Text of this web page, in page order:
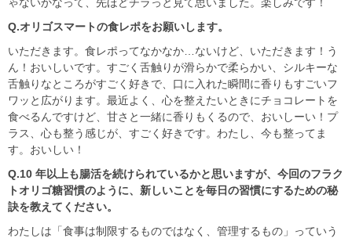
Q.オリゴスマートの食レポをお願いします。
いただきます。食レポってなかなか…ないけど、いただきます！う
ん！おいしいです。すごく舌触りが滑らかで柔らかい、シルキーな
舌触りなところがすごく好きで、口に入れた瞬間に香りもすごいフ
ワッと広がります。最近よく、心を整えたいときにチョコレートを
食べるんですけど、甘さと一緒に香りもくるので、おいしーい！プ
ラス、心も整う感じが、すごく好きです。わたし、今も整ってま
す。おいしい！
Q.10 年以上も腸活を続けられているかと思いますが、今回のフラク
トオリゴ糖習慣のように、新しいことを毎日の習慣にするための秘
訣を教えてください。
わたしは「食事は制限するものではなく、管理するもの」っていう